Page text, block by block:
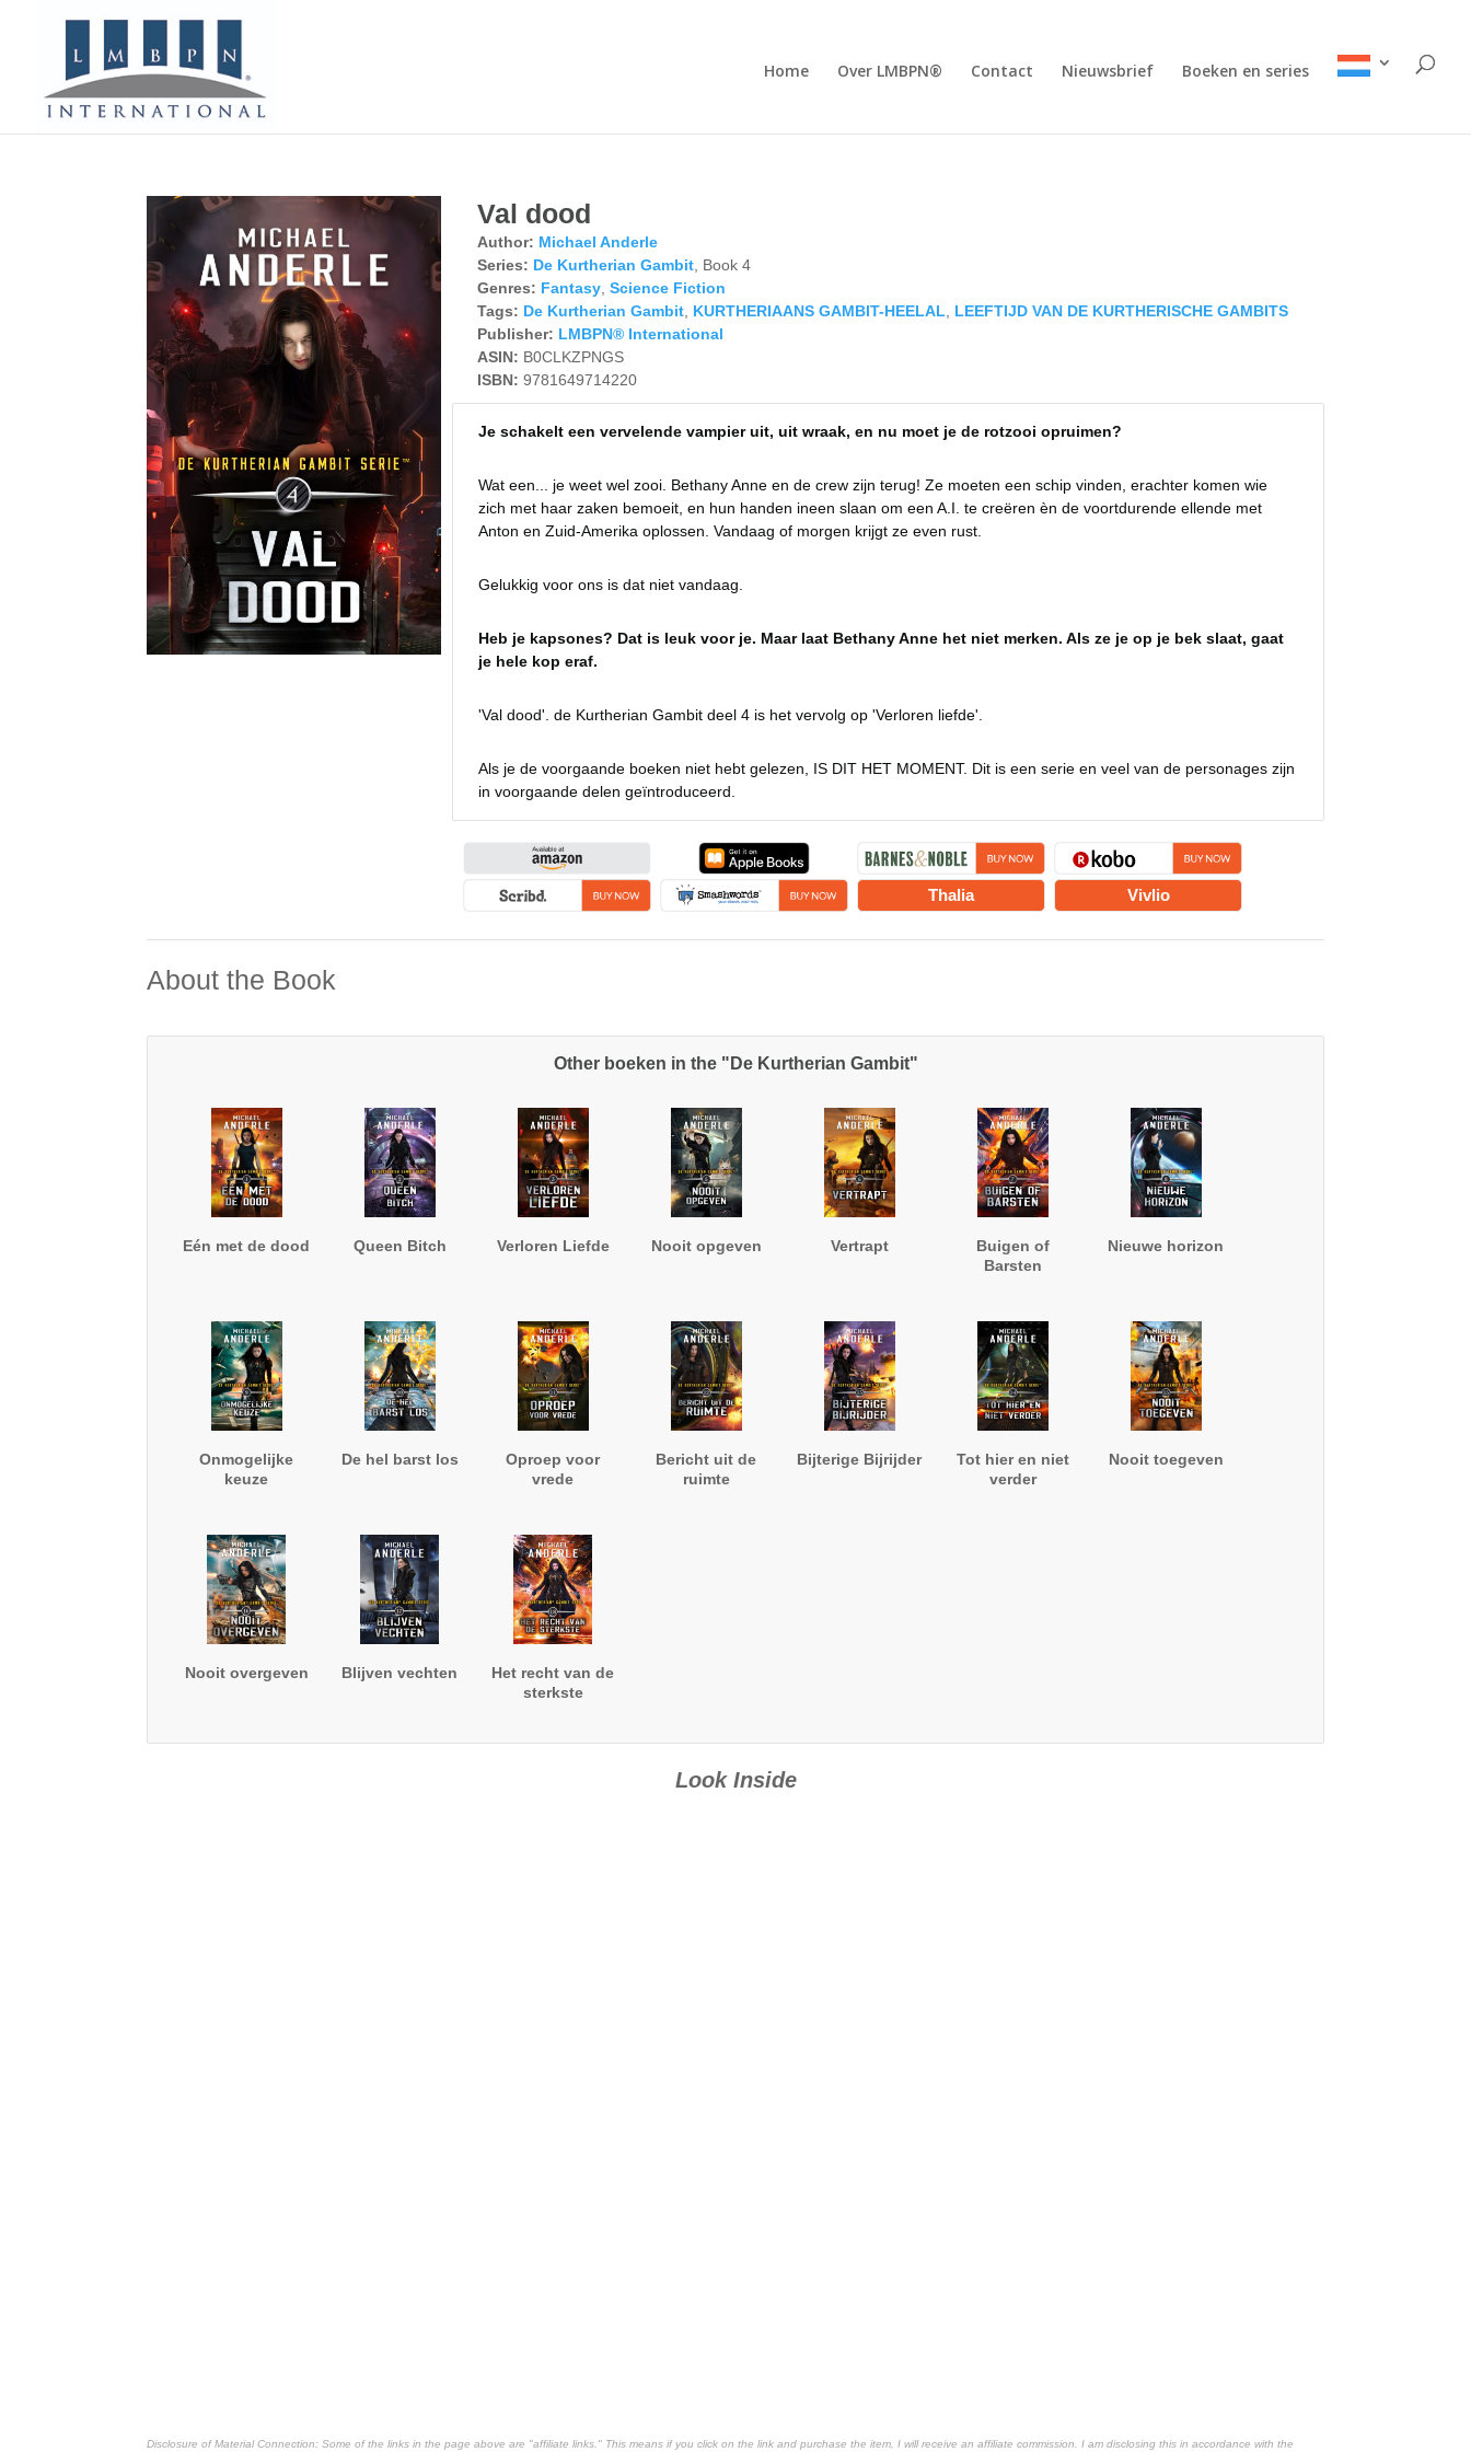
Home Over LMBPN® Contact Nieuwsbrief Boeken en series
Val dood
Author: Michael Anderle
Series: De Kurtherian Gambit , Book 4
Genres: Fantasy ,Science Fiction
Tags: De Kurtherian Gambit KURTHERIAANS GAMBIT-HEELAL
LEEFTIJD VAN DE KURTHERISCHE GAMBITS
Publisher: LMBPN® International
ASIN: B0CLKZPNGS
ISBN: 9781649714220
Je schakelt een vervelende vampier uit, uit wraak, en nu moet je de rotzooi opruimen?
Wat een... je weet wel zooi. Bethany Anne en de crew zijn terug! Ze moeten een schip vinden, erachter komen wie
zich met haar zaken bemoeit, en hun handen ineen slaan om een A.I. te creëren èn de voortdurende ellende met
Anton en Zuid-Amerika oplossen. Vandaag of morgen krijgt ze even rust.
Gelukkig voor ons is dat niet vandaag.
Heb je kapsones? Dat is leuk voor je. Maar laat Bethany Anne het niet merken. Als ze je op je bek slaat, gaat
je hele kop eraf.
'Val dood'. de Kurtherian Gambit deel 4 is het vervolg op 'Verloren liefde'.
Als je de voorgaande boeken niet hebt gelezen, IS DIT HET MOMENT. Dit is een serie en veel van de personages zijn
in voorgaande delen geïntroduceerd.
Thalia Vivlio
About the Book
Other boeken in the "De Kurtherian Gambit"
Eén met de dood Queen Bitch Verloren Liefde Nooit opgeven Vertrapt
Buigen of
Barsten
Nieuwe horizon
Onmogelijke
keuze
De hel barst los
Oproep voor
vrede
Bericht uit de
ruimte
Bijterige Bijrijder
Tot hier en niet
verder
Nooit toegeven
Nooit overgeven Blijven vechten
Het recht van de
sterkste
Look Inside
Disclosure of Material Connection: Some of the links in the page above are "affiliate links." This means if you click on the link and purchase the item, I will receive an affiliate commission. I am disclosing this in accordance with the